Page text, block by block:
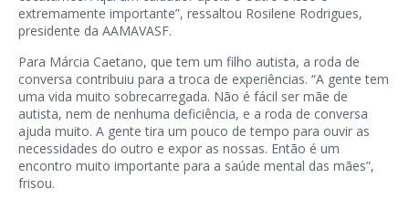
extremamente importante”, ressaltou Rosilene Rodrigues,
presidente da AAMAVASF.
Para Márcia Caetano, que tem um filho autista, a roda de
conversa contribuiu para a troca de experiências. “A gente tem
uma vida muito sobrecarregada. Não é fácil ser mãe de
autista, nem de nenhuma deficiência, e a roda de conversa
ajuda muito. A gente tira um pouco de tempo para ouvir as
necessidades do outro e expor as nossas. Então é um
encontro muito importante para a saúde mental das mães”,
frisou.